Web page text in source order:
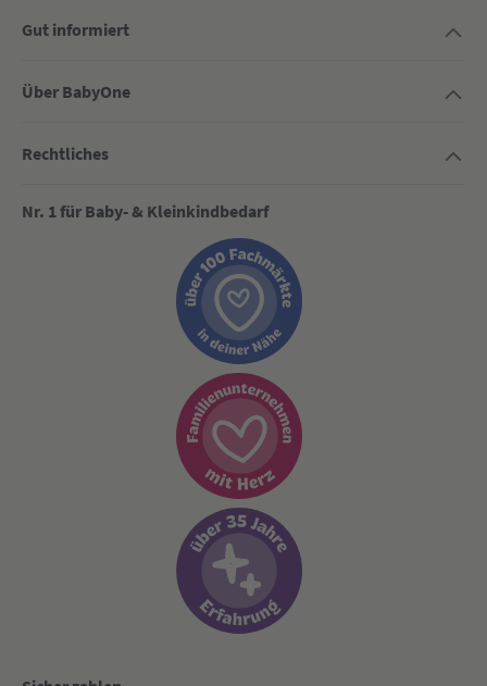
Gut informiert
Über BabyOne
Rechtliches
Nr. 1 für Baby- & Kleinkindbedarf